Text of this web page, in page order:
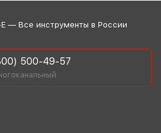
— Все инструменты в России
500-49-57